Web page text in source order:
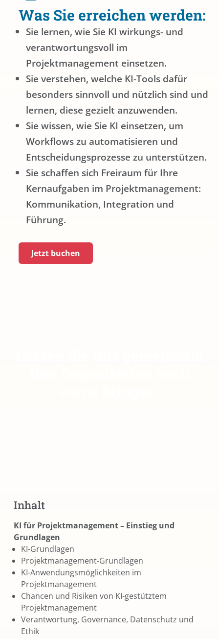
Was Sie erreichen werden:
Sie lernen, wie Sie KI wirkungs- und
verantwortungsvoll im
Projektmanagement einsetzen.
Sie verstehen, welche KI-Tools dafür
besonders sinnvoll und nützlich sind und
lernen, diese gezielt anzuwenden.
Sie wissen, wie Sie KI einsetzen, um
Workflows zu automatisieren und
Entscheidungsprozesse zu unterstützen.
Sie schaffen sich Freiraum für Ihre
Kernaufgaben im Projektmanagement:
Kommunikation, Integration und
Führung.
Jetzt buchen
Inhalt
KI für Projektmanagement – Einstieg und
Grundlagen
KI-Grundlagen
Projektmanagement-Grundlagen
KI-Anwendungsmöglichkeiten im
Projektmanagement
Chancen und Risiken von KI-gestütztem
Projektmanagement
Verantwortung, Governance, Datenschutz und
Ethik